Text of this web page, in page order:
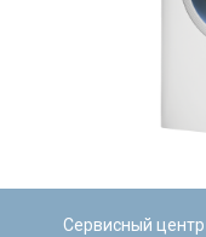
Сервисный центр